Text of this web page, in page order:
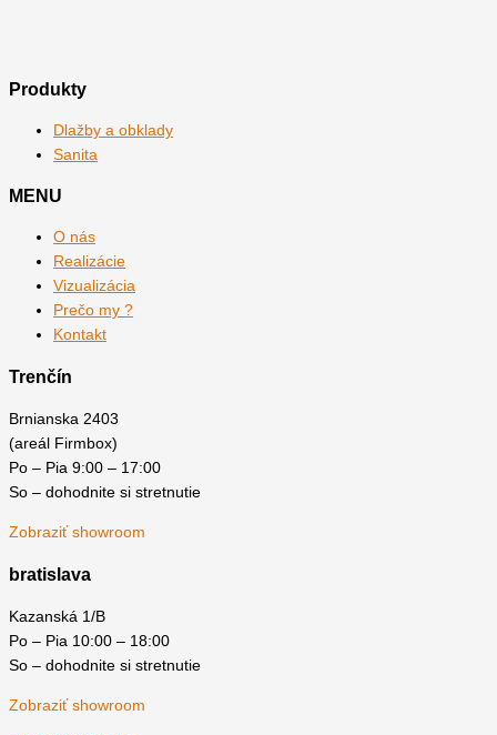
Produkty
Dlažby a obklady
Sanita
MENU
O nás
Realizácie
Vizualizácia
Prečo my ?
Kontakt
Trenčín
Brnianska 2403
(areál Firmbox)
Po – Pia 9:00 – 17:00
So – dohodnite si stretnutie
Zobraziť showroom
bratislava
Kazanská 1/B
Po – Pia 10:00 – 18:00
So – dohodnite si stretnutie
Zobraziť showroom